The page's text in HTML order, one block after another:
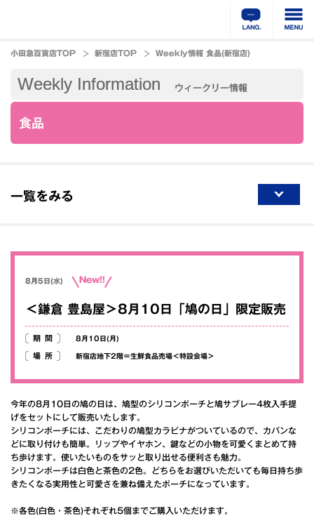
小田急百貨店TOP 新宿店TOP Weekly情報 食品(新宿店)
Weekly Information ウィークリー情報
食品
一覧をみる
8月5日(水) New!!
＜鎌倉 豊島屋＞8月10日「鳩の日」限定販売
期間 8月10日(月)
場所 新宿店地下2階＝生鮮食品売場＜特設会場＞
今年の8月10日の鳩の日は、鳩型のシリコンポーチと鳩サブレー4枚入手提
げをセットにして販売いたします。
シリコンポーチには、こだわりの鳩型カラビナがついているので、カバンな
どに取り付けも簡単。リップやイヤホン、鍵などの小物を可愛くまとめて持
ち歩けます。使いたいものをサッと取り出せる便利さも魅力。
シリコンポーチは白色と茶色の2色。どちらをお選びいただいても毎日持ち歩
きたくなる実用性と可愛さを兼ね備えたポーチになっています。
※各色(白色・茶色)それぞれ5個までご購入いただけます。